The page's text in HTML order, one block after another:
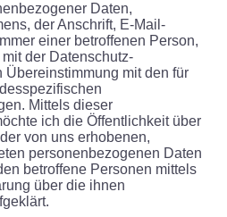
Daten,
der Anschrift, E-Mail-
einer betroffenen Person,
der Datenschutz-
Übereinstimmung mit den für
Mittels dieser
ich die Öffentlichkeit über
von uns erhobenen,
personenbezogenen Daten
betroffene Personen mittels
über die ihnen